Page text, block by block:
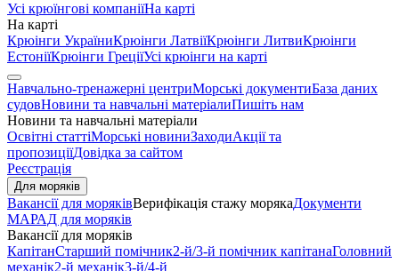
Усі крюїнгові компаніїНа карті
На карті
Крюінги УкраїниКрюінги ЛатвіїКрюінги ЛитвиКрюінги
ЕстоніїКрюінги ГреціїУсі крюінги на карті
Навчально-тренажерні центриМорські документиБаза даних
судовНовини та навчальні матеріалиПишіть нам
Новини та навчальні матеріали
Освітні статтіМорські новиниЗаходиАкції та
пропозиціїДовідка за сайтом
Реєстрація
Для моряків
Вакансії для моряківВерифікація стажу морякаДокументи
МАРАД для моряків
Вакансії для моряків
КапітанСтарший помічник2-й/3-й помічник капітанаГоловний
механік2-й механік3-й/4-й